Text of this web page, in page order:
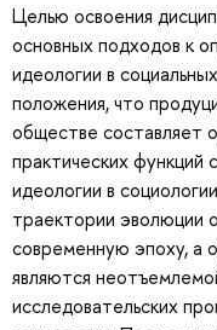
Целью освоения
основных подходов к
идеологии в
положения, что
обществе составляет
практических функций
идеологии в
траектории эволюции
современную эпоху, а
являются
исследовательских